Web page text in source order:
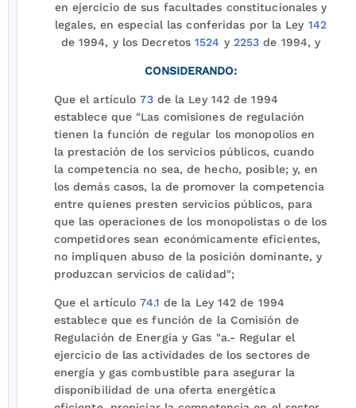
en ejercicio de sus facultades constitucionales y
legales, en especial las conferidas por la Ley 142
de 1994, y los Decretos1524 y 2253 de 1994, y
CONSIDERANDO:
Que el artículo73de la Ley 142 de 1994
establece que "Las comisiones de regulación
tienen la función de regular los monopolios en
la prestación de los servicios públicos, cuando
la competencia no sea, de hecho, posible; y, en
los demás casos, la de promover la competencia
entre quienes presten servicios públicos, para
que las operaciones de los monopolistas o de los
competidores sean económicamente eficientes,
no impliquen abuso de la posición dominante, y
produzcan servicios de calidad";
Que el artículo74.1 de la Ley 142 de 1994
establece que es función de la Comisión de
Regulación de Energía y Gas "a.- Regular el
ejercicio de las actividades de los sectores de
energía y gas combustible para asegurar la
disponibilidad de una oferta energética